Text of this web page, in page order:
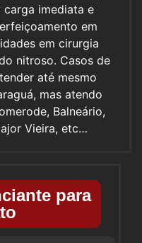
imediata e
em
em cirurgia
nitroso. Casos de
até mesmo
mas atendo
Balneário,
Vieira, etc…
para